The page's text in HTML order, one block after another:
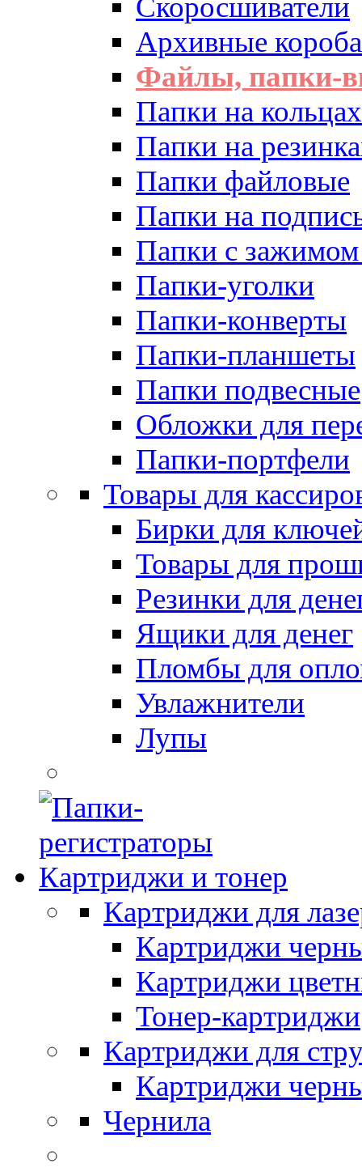
Скоросшиватели
Архивные
Файлы, папки-
Папки на кольцах
Папки на
Папки файловые
Папки на
Папки с
Папки-уголки
Папки-конверты
Папки-планшеты
Папки подвесные
Обложки для
Папки-портфели
Товары для
Бирки для
Товары для
Резинки для
Ящики для денег
Пломбы для
Увлажнители
Лупы
Картриджи и тонер
Картриджи для
Картриджи
Картриджи
Тонер-картриджи
Картриджи для
Картриджи
Чернила